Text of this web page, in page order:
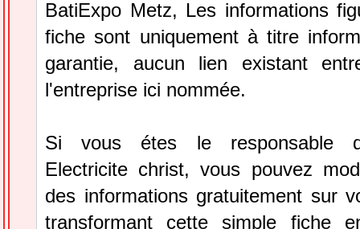
BatiExpo Metz, Les informations
fiche sont uniquement à titre
garantie, aucun lien existant
l'entreprise ici nommée.
Si vous étes le responsable
Electricite christ, vous pouvez
des informations gratuitement sur
transformant cette simple fiche